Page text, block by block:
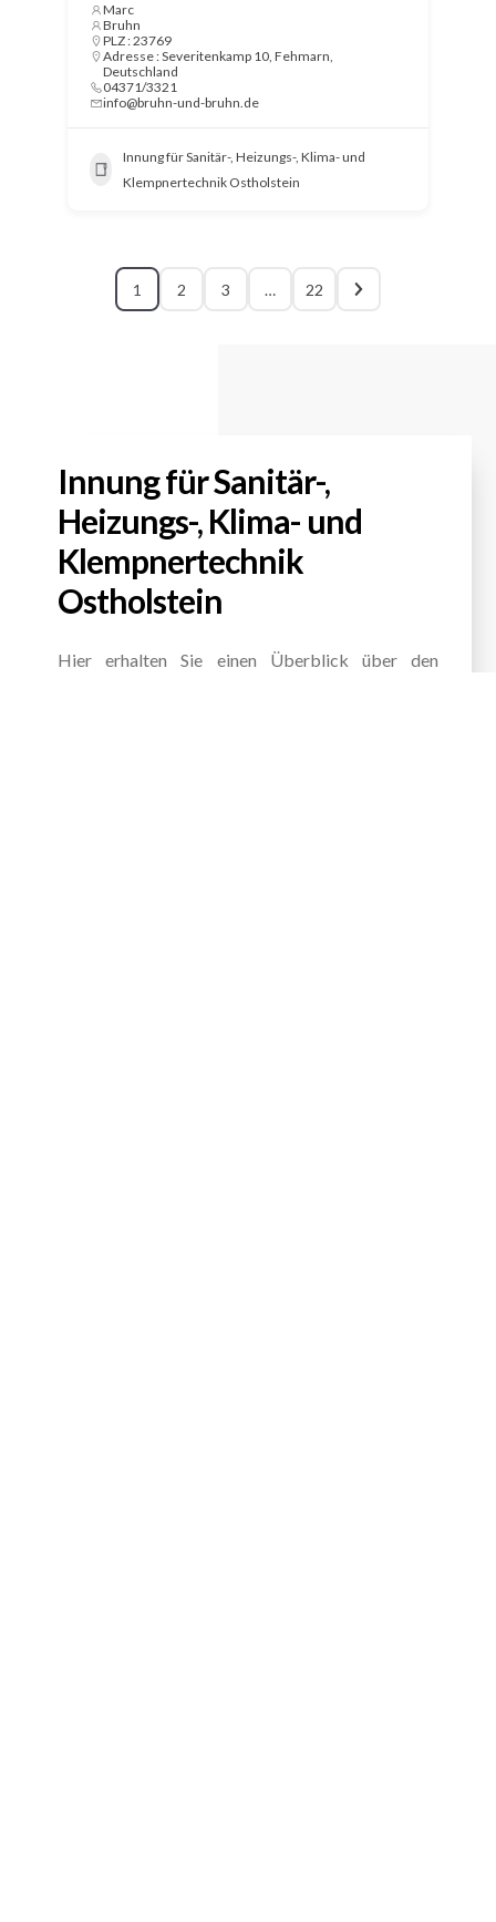
Marc
Bruhn
PLZ : 23769
Adresse : Severitenkamp 10, Fehmarn,
Deutschland
04371/3321
info@bruhn-und-bruhn.de
Innung für Sanitär-, Heizungs-, Klima- und
Klempnertechnik Ostholstein
1 2 3 … 22
Innung für Sanitär-,
Heizungs-, Klima- und
Klempnertechnik
Ostholstein
Hier erhalten Sie einen Überblick über den